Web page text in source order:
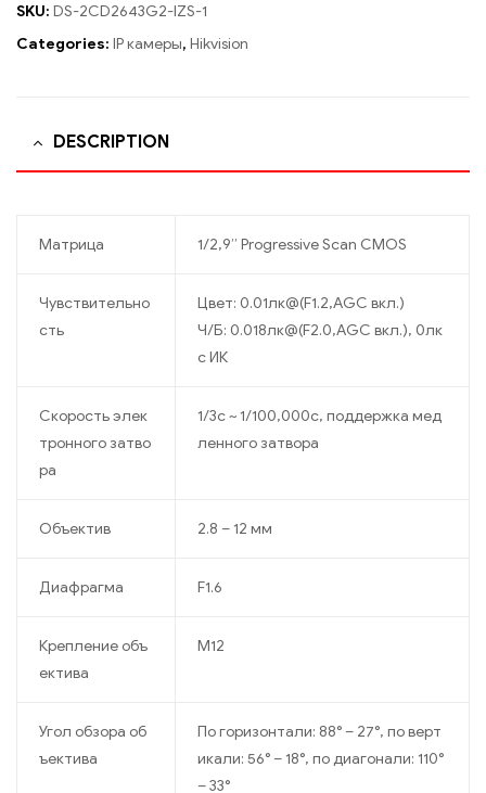
SKU: DS-2CD2643G2-IZS-1
Categories: IP камеры, Hikvision
DESCRIPTION
Матрица 1/2,9’’ Progressive Scan CMOS
Чувствительно
сть
Цвет: 0.01лк@(F1.2,AGC вкл.)
Ч/Б: 0.018лк@(F2.0,AGC вкл.), 0лк
с ИК
Скорость элек
тронного затво
ра
1/3с ~ 1/100,000с, поддержка мед
ленного затвора
Объектив 2.8 – 12 мм
Диафрагма F1.6
Крепление объ
ектива
M12
Угол обзора об
ъектива
По горизонтали: 88° – 27°, по верт
икали: 56° – 18°, по диагонали: 110°
– 33°